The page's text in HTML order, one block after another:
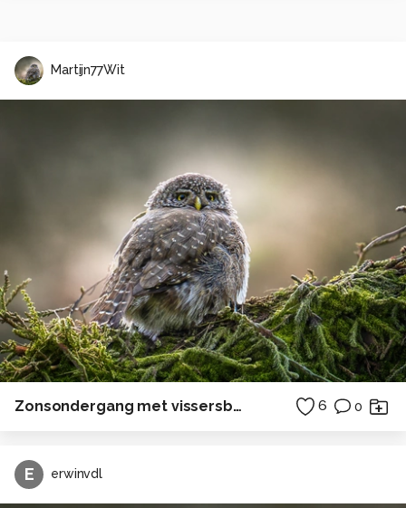
Martijn77Wit
Zonsondergang met vissersboot 6 0
E erwinvdl